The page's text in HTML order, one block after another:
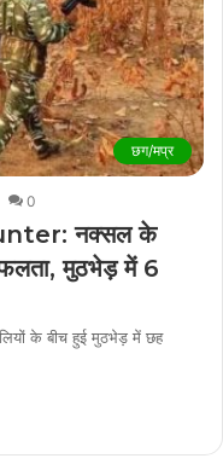
छग/मप्र
0
नक्सल के
मुठभेड़ में 6
के बीच हुई मुठभेड़ में छह